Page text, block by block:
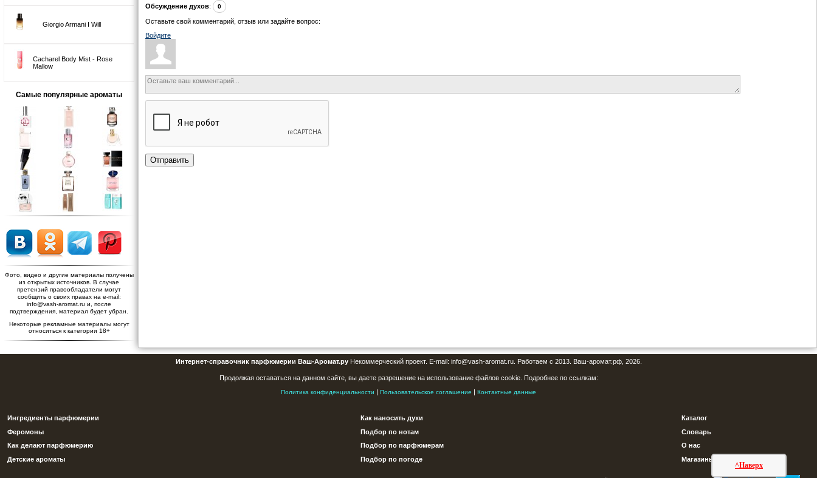
Giorgio Armani I Will
Cacharel Body Mist - Rose
Mallow
Самые популярные ароматы
Фото, видео и другие материалы получены
из открытых источников. В случае
претензий правообладатели могут
сообщить о своих правах на e-mail:
info@vash-aromat.ru и, после
подтверждения, материал будет убран.
Некоторые рекламные материалы могут
относиться к категории 18+
Обсуждение духов: 0
Оставьте свой комментарий, отзыв или задайте вопрос:
Войдите
Отправить
^Наверх
Интернет-справочник парфюмерии Ваш-Аромат.руНекоммерческий проект. E-mail: info@vash-aromat.ru. Работаем с 2013. Ваш-аромат.рф, 2026.
Продолжая оставаться на данном сайте, вы даете разрешение на использование файлов cookie. Подробнее по ссылкам:
Политика конфиденциальности | Пользовательское соглашение | Контактные данные
Ингредиенты парфюмерии
Феромоны
Как делают парфюмерию
Детские ароматы
Как наносить духи
Подбор по нотам
Подбор по парфюмерам
Подбор по погоде
Каталог
Словарь
О нас
Магазины